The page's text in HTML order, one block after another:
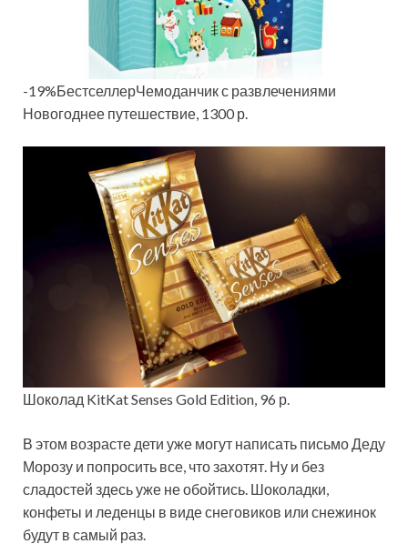
-19%БестселлерЧемоданчик с развлечениями
Новогоднее путешествие, 1300 р.
Шоколад KitKat Senses Gold Edition, 96 р.
В этом возрасте дети уже могут написать письмо Деду
Морозу и попросить все, что захотят. Ну и без
сладостей здесь уже не обойтись. Шоколадки,
конфеты и леденцы в виде снеговиков или снежинок
будут в самый раз.